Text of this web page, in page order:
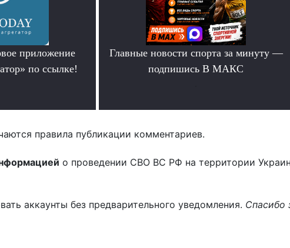
приложение
по ссылке!
Главные новости спорта за минуту —
подпишись В МАКС
правила публикации комментариев.
о проведении СВО ВС РФ на территории
аккаунты без предварительного уведомления. Спасибо